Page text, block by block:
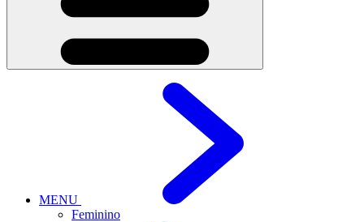
MENU
Feminino